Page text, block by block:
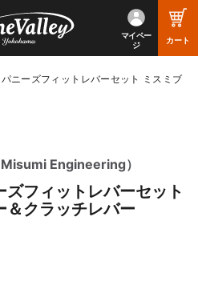
マイペー
ジ
カート
ニーズフィットレバーセット ミスミブ
Engineering）
フィットレバーセット
＆クラッチレバー